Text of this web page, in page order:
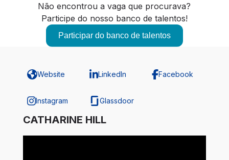
Não encontrou a vaga que procurava?
Participe do nosso banco de talentos!
Participar do banco de talentos
Website LinkedIn Facebook
Instagram Glassdoor
CATHARINE HILL